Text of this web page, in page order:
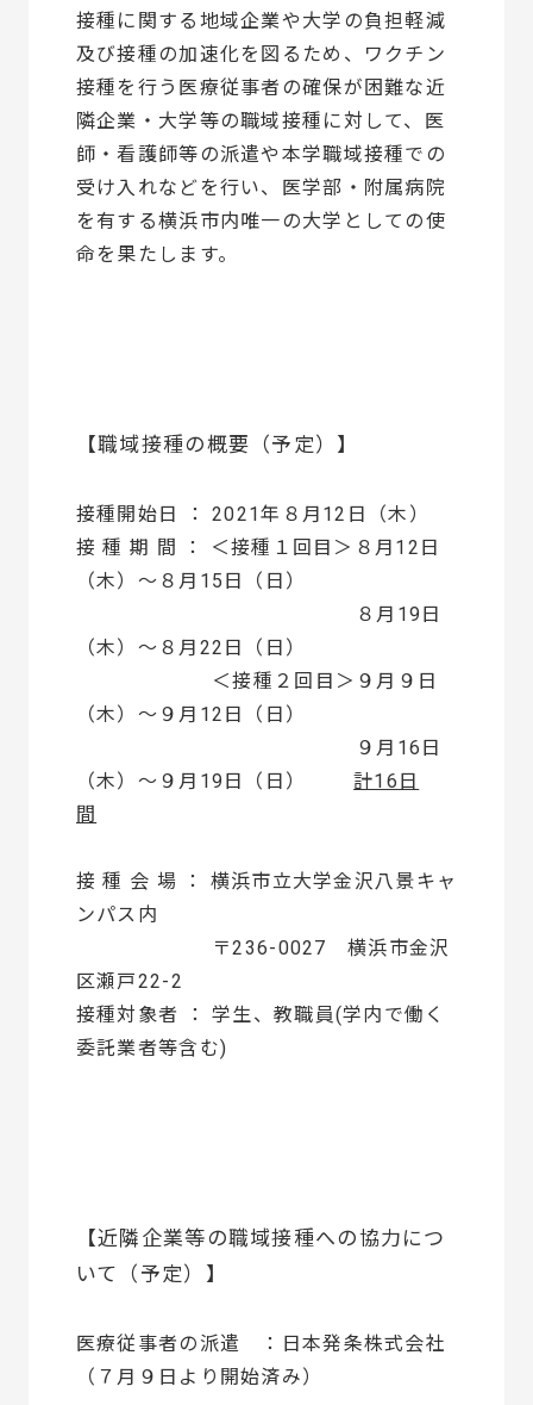
接種に関する地域企業や大学の負担軽減
及び接種の加速化を図るため、ワクチン
接種を行う医療従事者の確保が困難な近
隣企業・大学等の職域接種に対して、医
師・看護師等の派遣や本学職域接種での
受け入れなどを行い、医学部・附属病院
を有する横浜市内唯一の大学としての使
命を果たします。
【職域接種の概要（予定）】
接種開始日 ： 2021年８月12日（木）
接 種 期 間 ： ＜接種１回目＞８月12日
（木）～８月15日（日）
８月19日
（木）～８月22日（日）
＜接種２回目＞９月９日
（木）～９月12日（日）
９月16日
（木）～９月19日（日）計16日
間
接 種 会 場 ： 横浜市立大学金沢八景キャ
ンパス内
〒236-0027 横浜市金沢
区瀬戸22-2
接種対象者 ： 学生、教職員(学内で働く
委託業者等含む)
【近隣企業等の職域接種への協力につ
いて（予定）】
医療従事者の派遣 ：日本発条株式会社
（７月９日より開始済み）